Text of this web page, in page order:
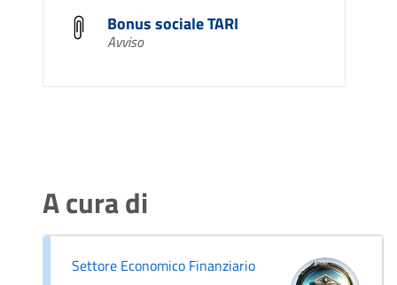
Bonus sociale TARI
Avviso
A cura di
Settore Economico Finanziario